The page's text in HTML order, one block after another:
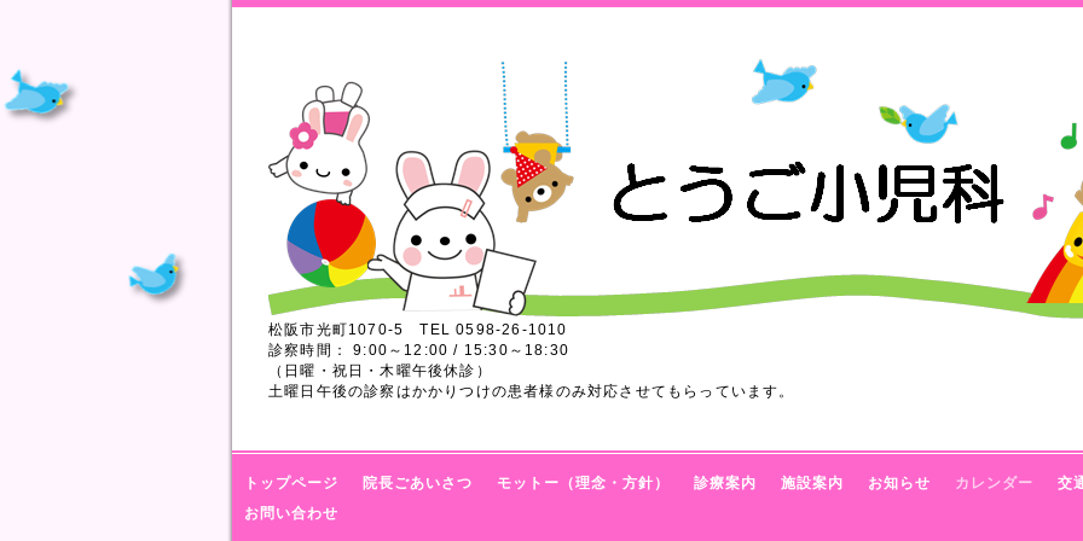
松阪市光町1070-5 TEL 0598-26-1010
診察時間： 9:00～12:00 / 15:30～18:30
（日曜・祝日・木曜午後休診）
土曜日午後の診察はかかりつけの患者様のみ対応させてもらっています。
トップページ 院長ごあいさつ モットー（理念・方針） 診療案内 施設案内 お知らせ カレンダー
交
お問い合わせ